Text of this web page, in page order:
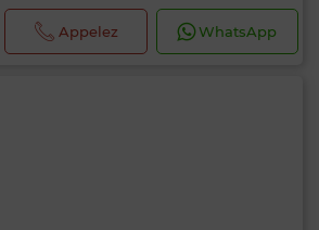
Appelez WhatsApp